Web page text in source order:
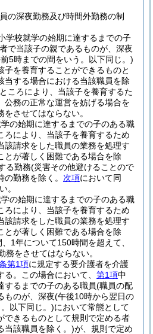
の深夜勤務及び時間外勤務の制
学校就学の始期に達するまでの子
で当該子の親であるものが、深夜
5時までの間をいう。以下同じ。)
子を養育することができるものと
当する場合における当該職員を除
ころにより、当該子を養育するた
公務の正常な運営を妨げる場合を
させてはならない。
の始期に達するまでの子のある職
ろにより、当該子を養育するため
該請求をした職員の業務を処理す
とが著しく困難である場合を除
る勤務(災害その他避けることので
勤務を除く。 次項において同
。
の始期に達するまでの子のある職
ろにより、当該子を養育するため
該請求をした職員の業務を処理す
とが著しく困難である場合を除
1年について150時間を超えて、
務をさせてはならない。
第1項に規定する要介護者を介護
。
この場合において、 第1項中
するまでの子のある職員(職員の配
ものが、深夜(午後10時から翌日の
以下同じ。)において常態として
できるものとして規則で定める者
当該職員を除く。)が、規則で定め